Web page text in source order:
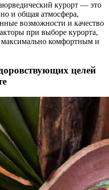
курорт — это
и общая атмосфера,
возможности и качество
при выборе курорта,
комфортным и
целей